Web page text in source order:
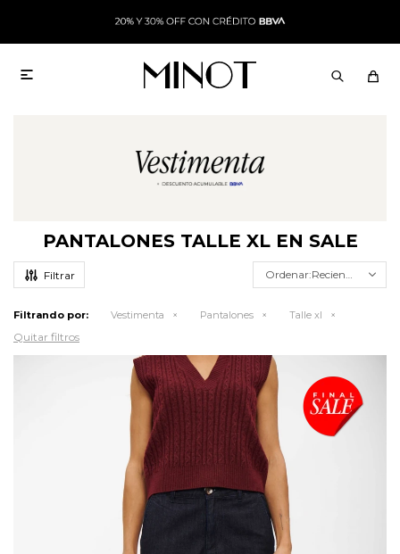

PANTALONES TALLE XL EN SALE
Recientes
Filtrando por: Vestimenta Pantalones Talle xl
Quitar filtros